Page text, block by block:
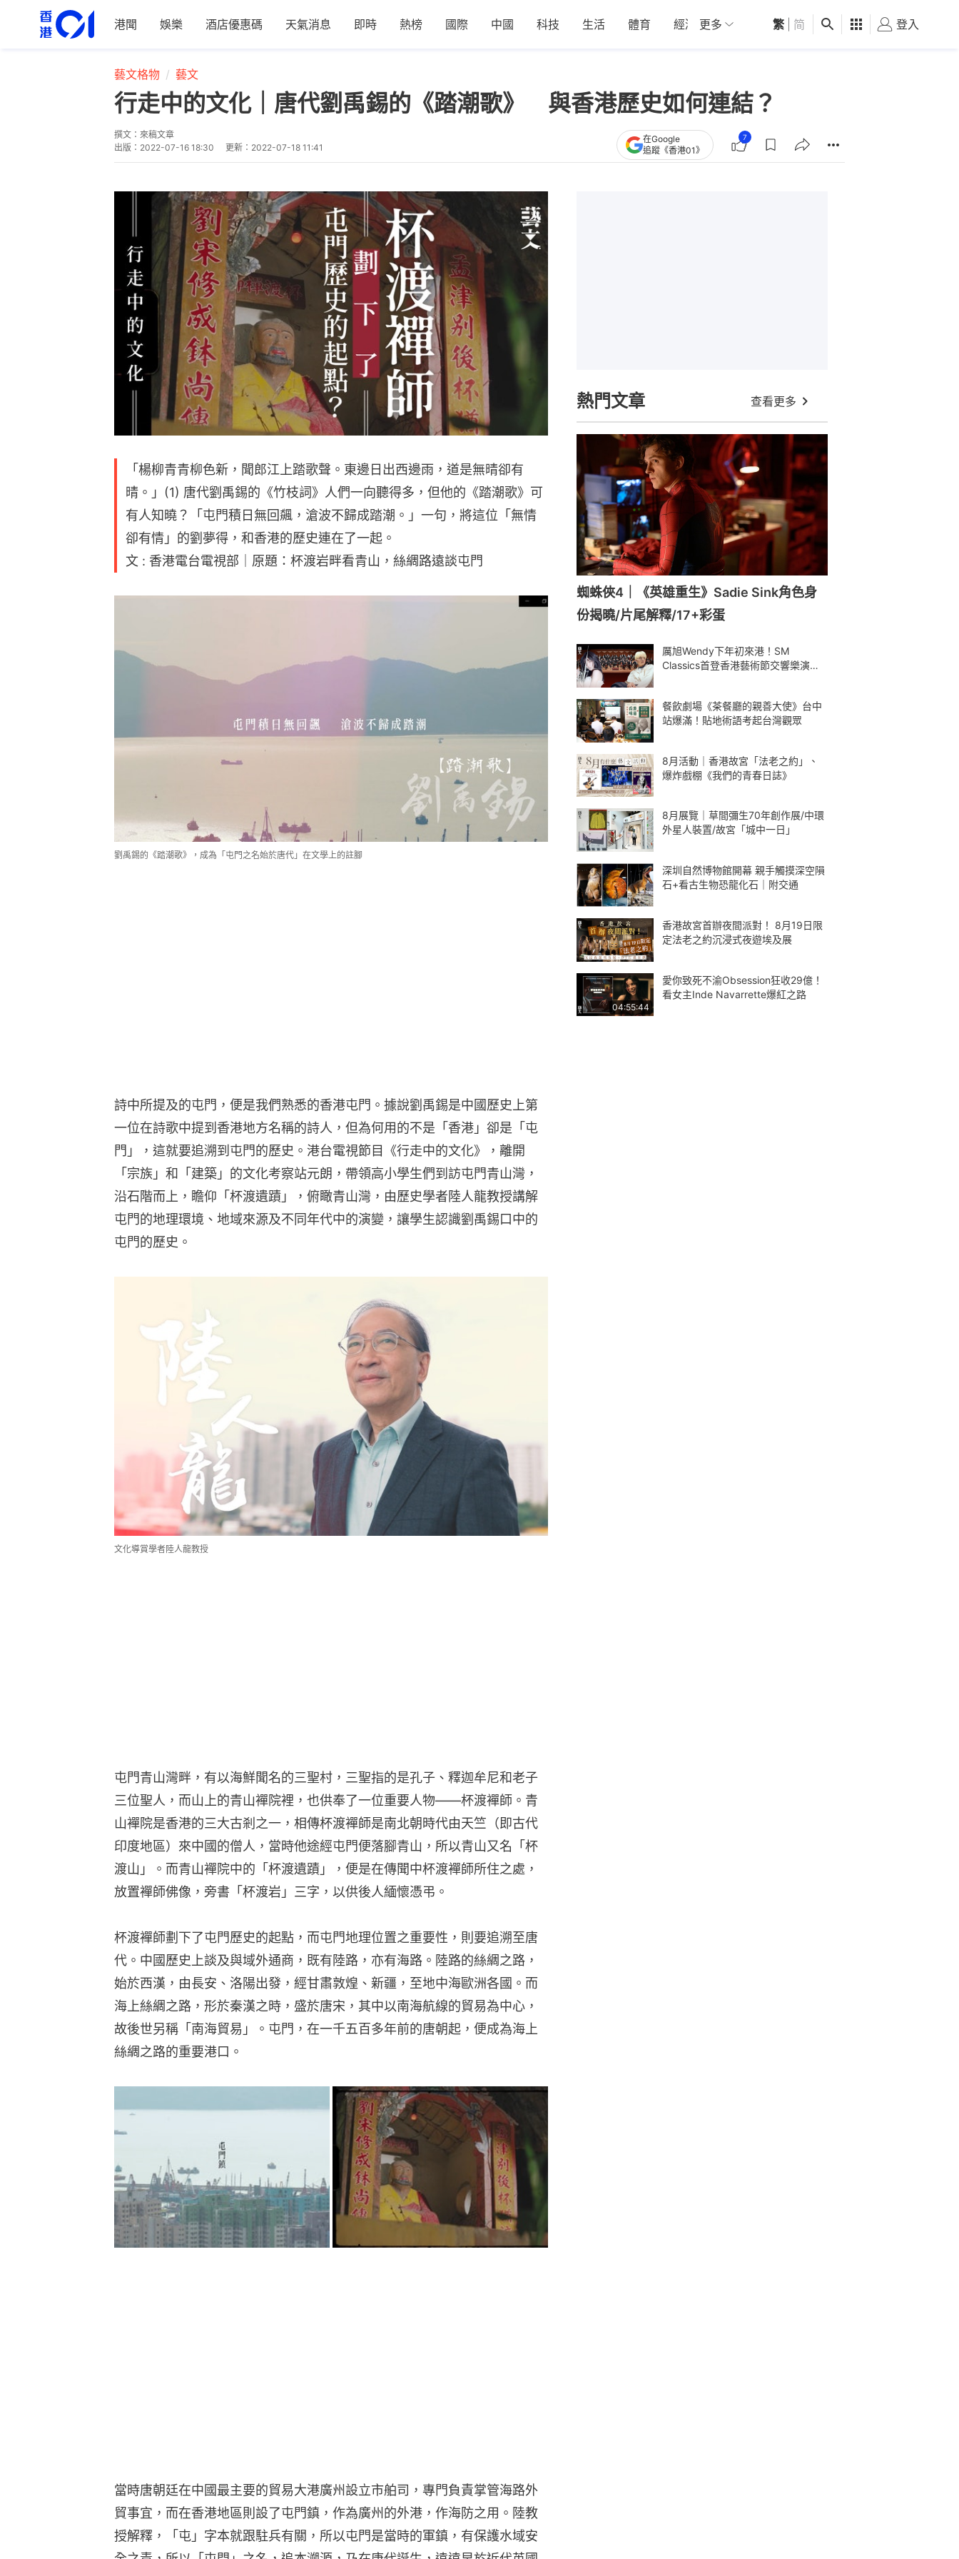
港聞 娛樂 酒店優惠碼 天氣消息 即時 熱榜 國際 中國 科技 生活 體育 經濟 01深圳 觀點 健康 好食玩飛
更多 繁 简 登入
藝文格物 藝文
行走中的文化｜唐代劉禹錫的《踏潮歌》 與香港歷史如何連結？
撰文： 來稿文章
出版： 2022-07-16 18:30 更新： 2022-07-18 11:41
在Google
追蹤《香港01》
7
「楊柳青青柳色新，聞郎江上踏歌聲。東邊日出西邊雨，道是無晴卻有
晴。」(1) 唐代劉禹錫的《竹枝詞》人們一向聽得多，但他的《踏潮歌》可
有人知曉？「屯門積日無回飆，滄波不歸成踏潮。」一句，將這位「無情
卻有情」的劉夢得，和香港的歷史連在了一起。
文 : 香港電台電視部｜原題：杯渡岩畔看青山，絲綢路遠談屯門
劉禹錫的《踏潮歌》，成為「屯門之名始於唐代」在文學上的註腳
詩中所提及的屯門，便是我們熟悉的香港屯門。據說劉禹錫是中國歷史上第
一位在詩歌中提到香港地方名稱的詩人，但為何用的不是「香港」卻是「屯
門」，這就要追溯到屯門的歷史。港台電視節目《行走中的文化》，離開
「宗族」和「建築」的文化考察站元朗，帶領高小學生們到訪屯門青山灣，
沿石階而上，瞻仰「杯渡遺蹟」，俯瞰青山灣，由歷史學者陸人龍教授講解
屯門的地理環境、地域來源及不同年代中的演變，讓學生認識劉禹錫口中的
屯門的歷史。
文化導賞學者陸人龍教授
屯門青山灣畔，有以海鮮聞名的三聖村，三聖指的是孔子、釋迦牟尼和老子
三位聖人，而山上的青山襌院裡，也供奉了一位重要人物——杯渡襌師。青
山襌院是香港的三大古剎之一，相傳杯渡襌師是南北朝時代由天竺（即古代
印度地區）來中國的僧人，當時他途經屯門便落腳青山，所以青山又名「杯
渡山」。而青山襌院中的「杯渡遺蹟」，便是在傳聞中杯渡襌師所住之處，
放置襌師佛像，旁書「杯渡岩」三字，以供後人緬懷憑弔。
杯渡襌師劃下了屯門歷史的起點，而屯門地理位置之重要性，則要追溯至唐
代。中國歷史上談及與域外通商，既有陸路，亦有海路。陸路的絲綢之路，
始於西漢，由長安、洛陽出發，經甘肅敦煌、新疆，至地中海歐洲各國。而
海上絲綢之路，形於秦漢之時，盛於唐宋，其中以南海航線的貿易為中心，
故後世另稱「南海貿易」。屯門，在一千五百多年前的唐朝起，便成為海上
絲綢之路的重要港口。
當時唐朝廷在中國最主要的貿易大港廣州設立市舶司，專門負責掌管海路外
貿事宜，而在香港地區則設了屯門鎮，作為廣州的外港，作海防之用。陸教
授解釋，「屯」字本就跟駐兵有關，所以屯門是當時的軍鎮，有保護水域安
熱門文章 查看更多
蜘蛛俠4｜《英雄重生》Sadie Sink角色身
份揭曉/片尾解釋/17+彩蛋
厲旭Wendy下年初來港！SM
Classics首登香港藝術節交響樂演繹
餐飲劇場《茶餐廳的親善大使》台中
站爆滿！貼地術語考起台灣觀眾
8月活動｜香港故宮「法老之約」、
爆炸戲棚《我們的青春日誌》
8月展覽｜草間彌生70年創作展/中環
外星人裝置/故宮「城中一日」
深圳自然博物館開幕 親手觸摸深空隕
石+看古生物恐龍化石｜附交通
香港故宮首辦夜間派對！ 8月19日限
定法老之約沉浸式夜遊埃及展
04:55:44
愛你致死不渝Obsession狂收29億！
看女主Inde Navarrette爆紅之路